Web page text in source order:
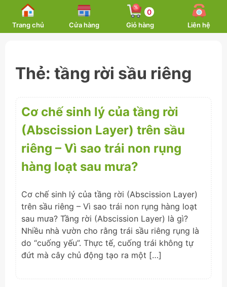
content
Trang chủ Cửa hàng
0
Giỏ hàng Liên hệ
Thẻ: tầng rời sầu riêng
Cơ chế sinh lý của tầng rời
(Abscission Layer) trên sầu
riêng – Vì sao trái non rụng
hàng loạt sau mưa?
Cơ chế sinh lý của tầng rời (Abscission Layer)
trên sầu riêng – Vì sao trái non rụng hàng loạt
sau mưa? Tầng rời (Abscission Layer) là gì?
Nhiều nhà vườn cho rằng trái sầu riêng rụng là
do “cuống yếu”. Thực tế, cuống trái không tự
đứt mà cây chủ động tạo ra một […]